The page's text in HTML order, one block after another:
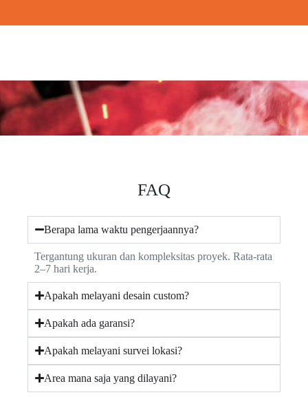
FAQ
Berapa lama waktu pengerjaannya?
Tergantung ukuran dan kompleksitas proyek. Rata-rata
2–7 hari kerja.
Apakah melayani desain custom?
Apakah ada garansi?
Apakah melayani survei lokasi?
Area mana saja yang dilayani?